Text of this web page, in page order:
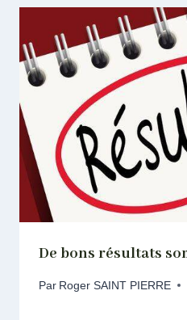
De bons résultats
Par Roger SAINT PIERRE